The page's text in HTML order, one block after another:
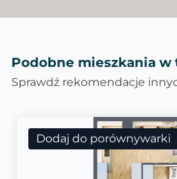
Podobne mieszkania
Sprawdź rekomendacje
Dodaj do porównywarki